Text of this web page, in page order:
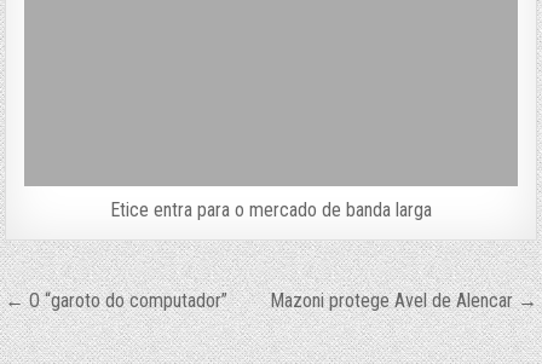
Etice entra para o mercado de banda larga
Navegação
de
← O “garoto do computador” Mazoni protege Avel de Alencar →